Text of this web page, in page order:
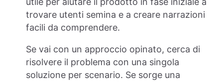
trovare utenti semina e a creare narrazioni
facili da comprendere.
Se vai con un approccio opinato, cerca di
risolvere il problema con una singola
soluzione per scenario. Se sorge una